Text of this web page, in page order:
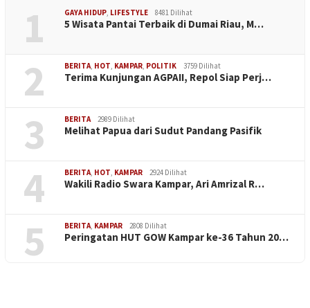
1 GAYA HIDUP LIFESTYLE 8481 Dilihat
5 Wisata Pantai Terbaik di Dumai Riau, M…
2 BERITA HOT KAMPAR POLITIK 3759 Dilihat
Terima Kunjungan AGPAII, Repol Siap Perj…
3 BERITA 2989 Dilihat
Melihat Papua dari Sudut Pandang Pasifik
4 BERITA HOT KAMPAR 2924 Dilihat
Wakili Radio Swara Kampar, Ari Amrizal R…
5 BERITA KAMPAR 2808 Dilihat
Peringatan HUT GOW Kampar ke-36 Tahun 20…